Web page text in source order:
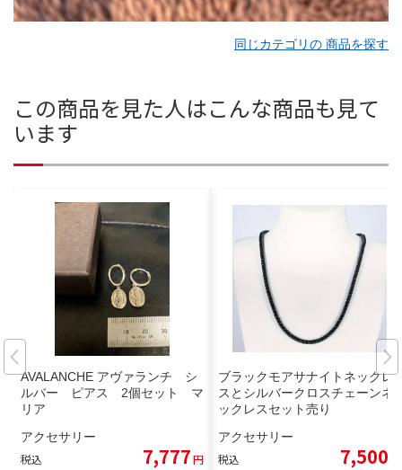
同じカテゴリの 商品を探す
この商品を見た人はこんな商品も見て
います
AVALANCHE アヴァランチ シ
ルバー ピアス 2個セット マ
リア
アクセサリー
税込 7,777円
ブラックモアサナイトネックレ
スとシルバークロスチェーンネ
ックレスセット売り
アクセサリー
税込 7,500